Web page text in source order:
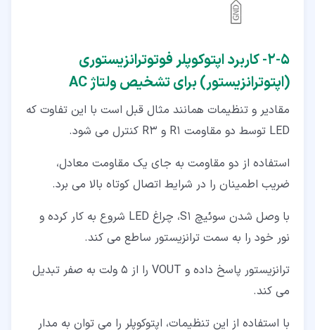
۵‏-‏۲‏- کاربرد اپتوکوپلر فوتوترانزیستوری
(اپتوترانزیستور) برای تشخیص ولتاژ AC
مقادیر و تنظیمات همانند مثال قبل است با این تفاوت که
LED توسط دو مقاومت R1 و R3 کنترل می شود.
استفاده از دو مقاومت به جای یک مقاومت معادل،
ضریب اطمینان را در شرایط اتصال کوتاه بالا می برد.
با وصل شدن سوئیچ S1، چراغ LED شروع به کار کرده و
نور خود را به سمت ترانزیستور ساطع می کند.
ترانزیستور پاسخ داده و VOUT را از 5 ولت به صفر تبدیل
می کند.
با استفاده از این تنظیمات، اپتوکوپلر را می توان به مدار